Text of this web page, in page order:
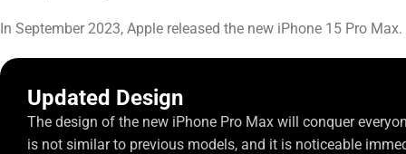
In September 2023, Apple released the new iPhone 15 Pro
Updated Design
The design of the new iPhone Pro Max will conquer
is not similar to previous models, and it is noticeable